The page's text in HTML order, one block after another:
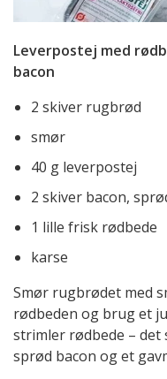
Leverpostej med
bacon
2 skiver rugbrød
smør
40 g leverpostej
2 skiver bacon,
1 lille frisk rødbede
karse
Smør rugbrødet med
rødbeden og brug et
strimler rødbede – det
sprød bacon og et